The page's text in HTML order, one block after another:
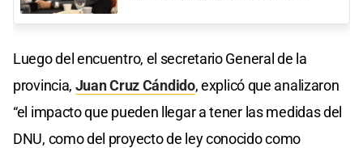
Luego del encuentro, el secretario General de la
provincia, Juan Cruz Cándido, explicó que analizaron
“el impacto que pueden llegar a tener las medidas del
DNU, como del proyecto de ley conocido como